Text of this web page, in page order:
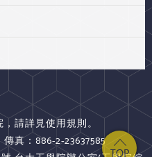
請詳見使用規則。
傳真：886-2-23637585